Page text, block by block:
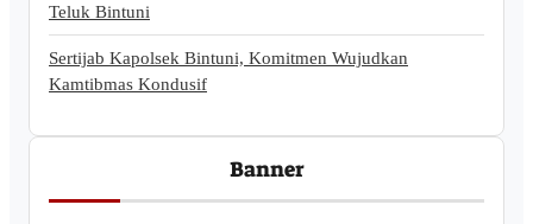
Teluk Bintuni
Sertijab Kapolsek Bintuni, Komitmen Wujudkan
Kamtibmas Kondusif
Banner